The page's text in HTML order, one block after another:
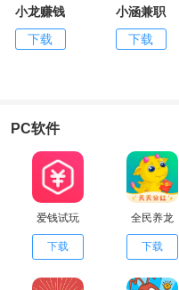
小龙赚钱
下载
小涵兼职
下载
PC软件
爱钱试玩
下载
全民养龙
下载